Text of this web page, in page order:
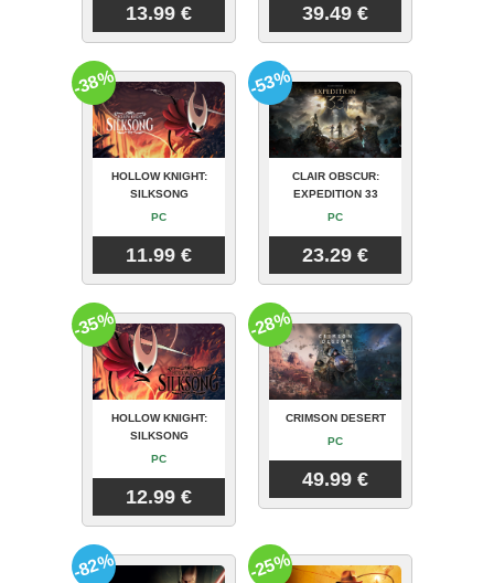
13.99 € 39.49 €
HOLLOW KNIGHT:
SILKSONG
PC
11.99 €
-38%
CLAIR OBSCUR:
EXPEDITION 33
PC
23.29 €
-53%
HOLLOW KNIGHT:
SILKSONG
PC
12.99 €
-35%
CRIMSON DESERT
PC
49.99 €
-28%
-82% -25%